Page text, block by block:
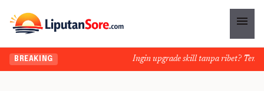
menu
BREAKING Ingin upgrade skill tanpa ribet?